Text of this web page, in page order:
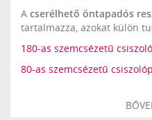
A cserélhető öntapadós
tartalmazza, azokat külön
180-as szemcsézetű
80-as szemcsézetű